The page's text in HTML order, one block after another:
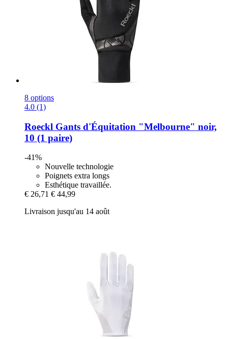
8 options
4.0 (1)
Roeckl Gants d'Équitation "Melbourne" noir,
10 (1 paire)
-41%
Nouvelle technologie
Poignets extra longs
Esthétique travaillée.
€ 26,71 € 44,99
Livraison jusqu'au 14 août